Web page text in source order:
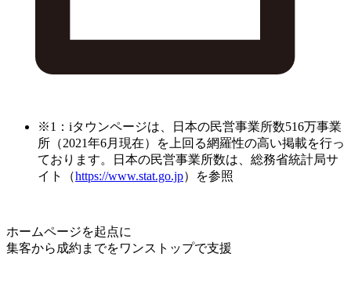
※1：iタウンページは、日本の民営事業所数516万事業
所（2021年6月現在）を上回る網羅性の高い掲載を行っ
ております。日本の民営事業所数は、総務省統計局サ
イト（https://www.stat.go.jp）を参照
ホームページを起点に
集客から成約までをワンストップで支援